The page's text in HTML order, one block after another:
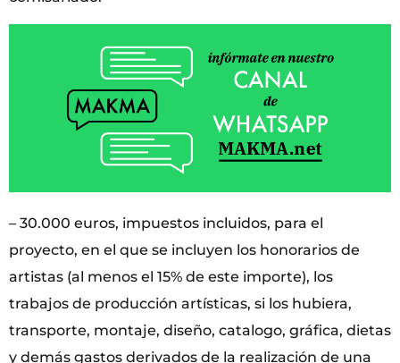
– 30.000 euros, impuestos incluidos, para el
proyecto, en el que se incluyen los honorarios de
artistas (al menos el 15% de este importe), los
trabajos de producción artísticas, si los hubiera,
transporte, montaje, diseño, catalogo, gráfica, dietas
y demás gastos derivados de la realización de una